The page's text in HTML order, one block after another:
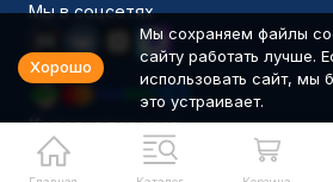
Мы в соцсетях
Каталог товаров
Компания
Хорошо
Мы сохраняем файлы
сайту работать лучше.
использовать сайт, мы
это устраивает.